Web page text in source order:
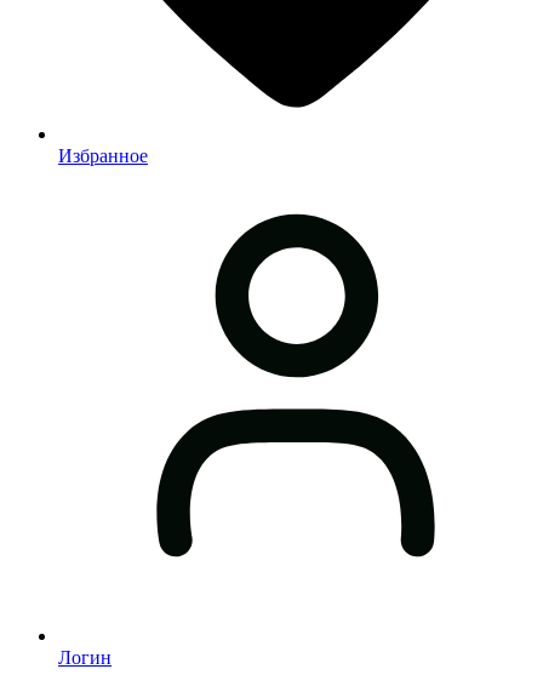
Избранное
Логин